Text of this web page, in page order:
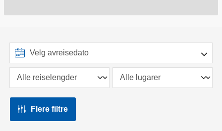
Flere filtre